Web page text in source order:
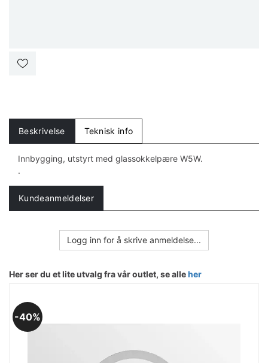
Beskrivelse Teknisk info
Innbygging, utstyrt med glassokkelpære W5W.
.
Kundeanmeldelser
Logg inn for å skrive anmeldelse...
Her ser du et lite utvalg fra vår outlet, se alleher
40%